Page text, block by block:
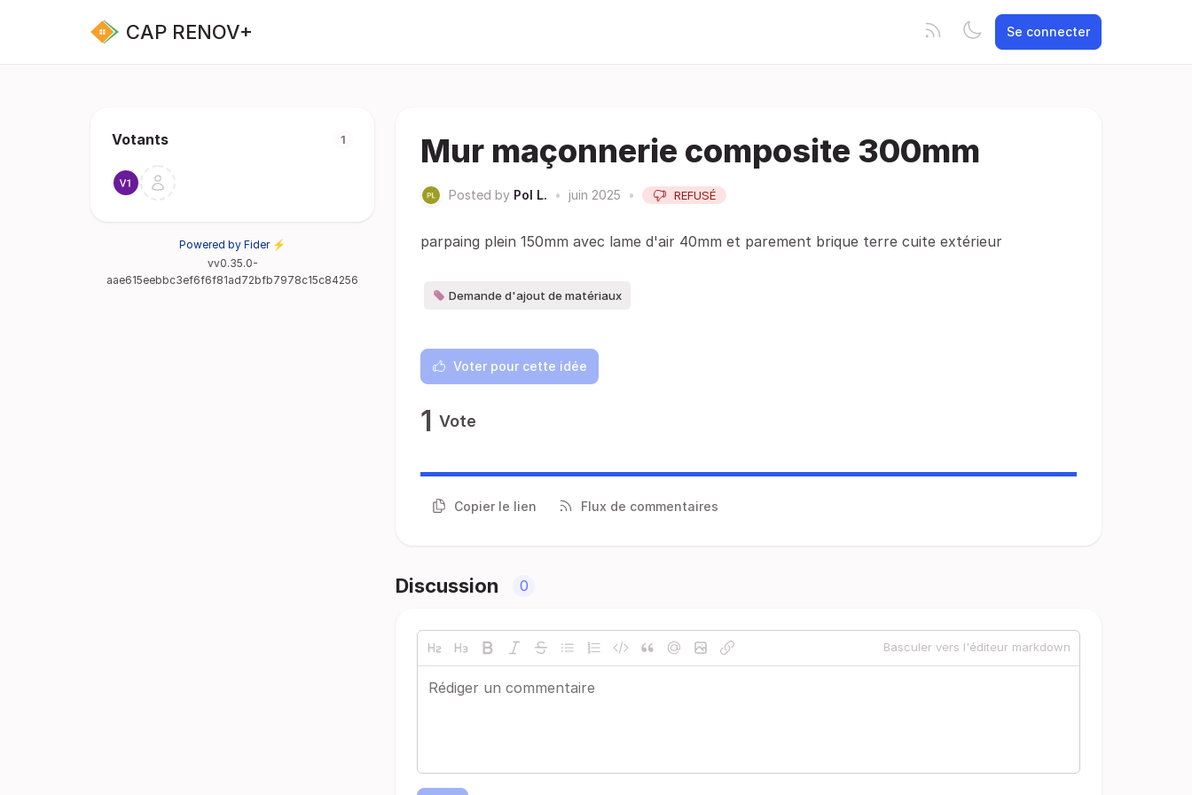
CAP RENOV+ Se connecter
Votants 1
Powered by Fider ⚡
vv0.35.0-
aae615eebbc3ef6f6f81ad72bfb7978c15c84256
Mur maçonnerie composite 300mm
Posted by Pol L. • juin 2025 • REFUSÉ
parpaing plein 150mm avec lame d'air 40mm et parement brique terre cuite extérieur
Demande d'ajout de matériaux
Voter pour cette idée
1 Vote
Copier le lien Flux de commentaires
Discussion 0
Basculer vers l'éditeur markdown